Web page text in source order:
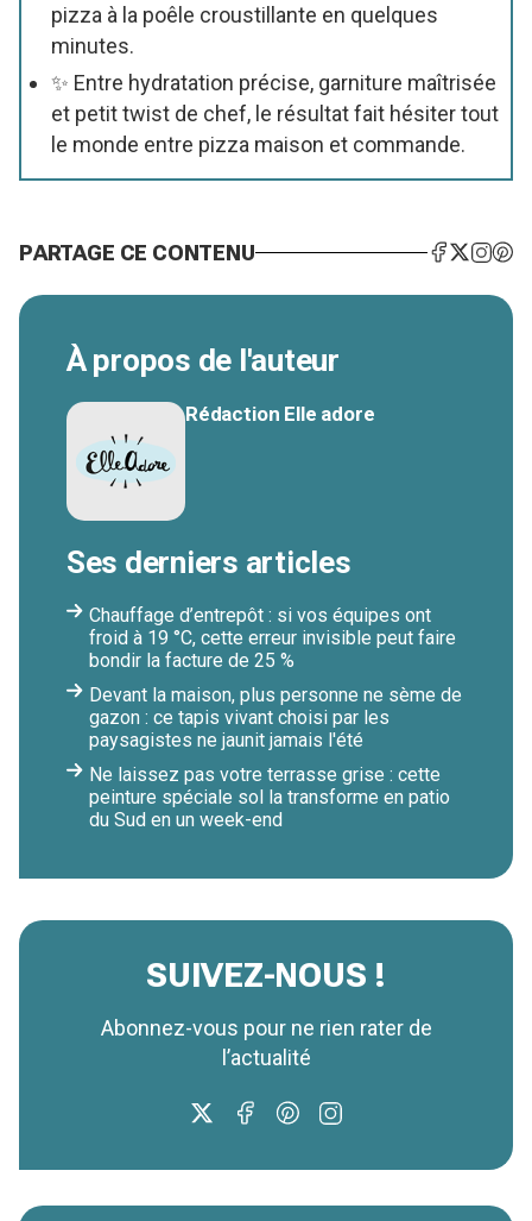
pizza à la poêle croustillante en quelques
minutes.
✨ Entre hydratation précise, garniture maîtrisée
et petit twist de chef, le résultat fait hésiter tout
le monde entre pizza maison et commande.
PARTAGE CE CONTENU
À propos de l'auteur
Rédaction Elle adore
Ses derniers articles
Chauffage d’entrepôt : si vos équipes ont
froid à 19 °C, cette erreur invisible peut faire
bondir la facture de 25 %
Devant la maison, plus personne ne sème de
gazon : ce tapis vivant choisi par les
paysagistes ne jaunit jamais l'été
Ne laissez pas votre terrasse grise : cette
peinture spéciale sol la transforme en patio
du Sud en un week-end
SUIVEZ-NOUS !
Abonnez-vous pour ne rien rater de
l’actualité